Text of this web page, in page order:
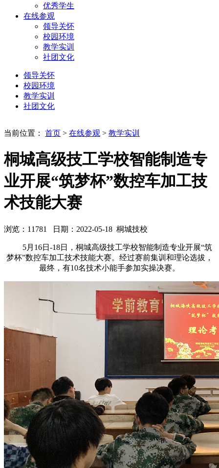
优秀学生
在线参观
领导关怀
校园环境
教学实训
社团文化
领导关怀
校园环境
教学实训
社团文化
当前位置： 首页 > 在线参观 > 教学实训
桐城高级技工学校智能制造专
业开展“筑梦杯”数控车加工技
术技能大赛
浏览： 11781 日期：2022-05-18 桐城技校
5月16日-18日，桐城高级技工学校智能制造专业开展“筑
梦杯”数控车加工技术技能大赛。经过赛前集训和理论选拔，
最终，有10名技术小能手参加实操决赛。